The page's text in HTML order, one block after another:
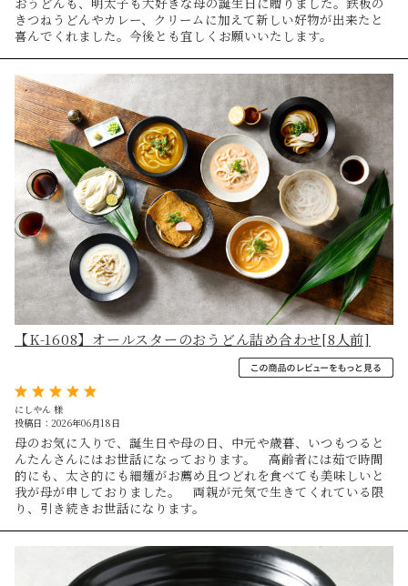
きつねうどんやカレー、クリームに加えて新しい好物が出来たと
喜んでくれました。今後とも宜しくお願いいたします。
【K-1608】オールスターのおうどん詰め合わせ[8人前]
にしやん 様
投稿日：2026年06月18日
母のお気に入りで、誕生日や母の日、中元や歳暮、いつもつると
んたんさんにはお世話になっております。 高齢者には茹で時間
的にも、太さ的にも細麺がお薦め且つどれを食べても美味しいと
我が母が申しておりました。 両親が元気で生きてくれている限
り、引き続きお世話になります。